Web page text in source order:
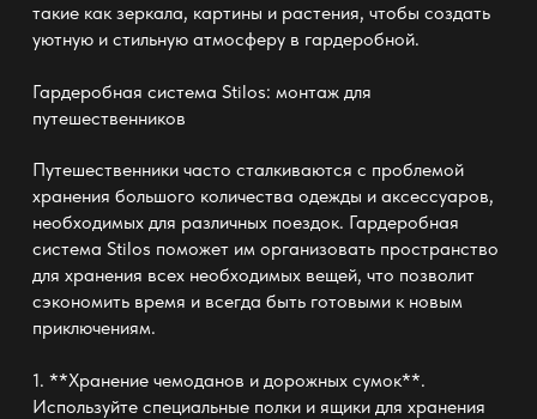
такие как зеркала, картины и растения, чтобы создать
уютную и стильную атмосферу в гардеробной.
Гардеробная система Stilos: монтаждля
путешественников
Путешественники часто сталкиваются с проблемой
хранения большого количества одежды и аксессуаров,
необходимых для различных поездок. Гардеробная
система Stilos поможет им организовать пространство
для хранения всех необходимых вещей, что позволит
сэкономить время и всегда быть готовыми к новым
приключениям.
1. **Хранение чемоданов и дорожных сумок**.
Используйте специальные полки и ящики для хранения